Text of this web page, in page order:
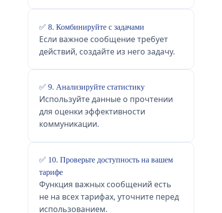
✅ 8. Комбинируйте с задачами
Если важное сообщение требует
действий, создайте из него задачу.
✅ 9. Анализируйте статистику
Используйте данные о прочтении
для оценки эффективности
коммуникации.
✅ 10. Проверьте доступность на вашем
тарифе
Функция важных сообщений есть
не на всех тарифах, уточните перед
использованием.